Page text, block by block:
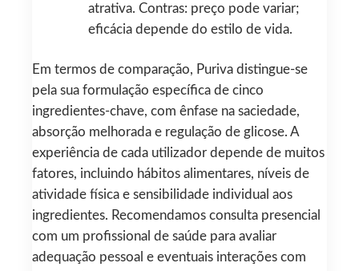
atrativa. Contras: preço pode variar;
eficácia depende do estilo de vida.
Em termos de comparação, Puriva distingue-se
pela sua formulação específica de cinco
ingredientes-chave, com ênfase na saciedade,
absorção melhorada e regulação de glicose. A
experiência de cada utilizador depende de muitos
fatores, incluindo hábitos alimentares, níveis de
atividade física e sensibilidade individual aos
ingredientes. Recomendamos consulta presencial
com um profissional de saúde para avaliar
adequação pessoal e eventuais interações com